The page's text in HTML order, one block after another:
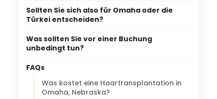
Sollten Sie sich also für Omaha oder die
Türkei entscheiden?
Was sollten Sie vor einer Buchung
unbedingt tun?
FAQs
Was kostet eine Haartransplantation in
Omaha, Nebraska?